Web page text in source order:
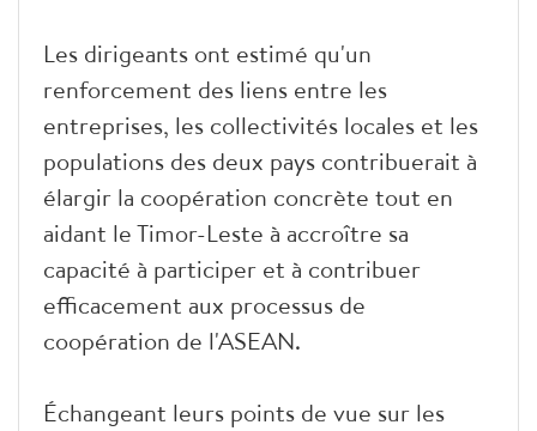
Les dirigeants ont estimé qu'un
renforcement des liens entre les
entreprises, les collectivités locales et les
populations des deux pays contribuerait à
élargir la coopération concrète tout en
aidant le Timor-Leste à accroître sa
capacité à participer et à contribuer
efficacement aux processus de
coopération de l'ASEAN.
Échangeant leurs points de vue sur les